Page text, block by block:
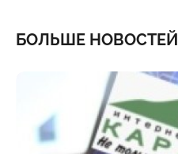
БОЛЬШЕ НОВОСТЕЙ